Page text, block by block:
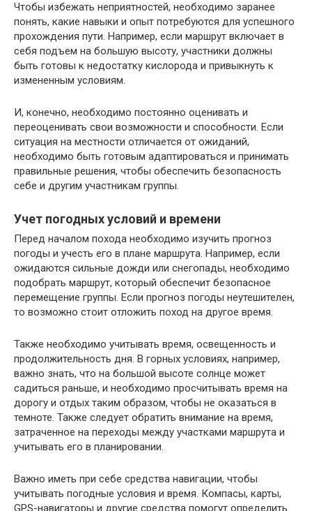
Чтобы избежать неприятностей, необходимо заранее
понять, какие навыки и опыт потребуются для успешного
прохождения пути. Например, если маршрут включает в
себя подъем на большую высоту, участники должны
быть готовы к недостатку кислорода и привыкнуть к
измененным условиям.
И, конечно, необходимо постоянно оценивать и
переоценивать свои возможности и способности. Если
ситуация на местности отличается от ожиданий,
необходимо быть готовым адаптироваться и принимать
правильные решения, чтобы обеспечить безопасность
себе и другим участникам группы.
Учет погодных условий и времени
Перед началом похода необходимо изучить прогноз
погоды и учесть его в плане маршрута. Например, если
ожидаются сильные дожди или снегопады, необходимо
подобрать маршрут, который обеспечит безопасное
перемещение группы. Если прогноз погоды неутешителен,
то возможно стоит отложить поход на другое время.
Также необходимо учитывать время, освещенность и
продолжительность дня. В горных условиях, например,
важно знать, что на большой высоте солнце может
садиться раньше, и необходимо просчитывать время на
дорогу и отдых таким образом, чтобы не оказаться в
темноте. Также следует обратить внимание на время,
затраченное на переходы между участками маршрута и
учитывать его в планировании.
Важно иметь при себе средства навигации, чтобы
учитывать погодные условия и время. Компасы, карты,
GPS-навигаторы и другие средства помогут определить